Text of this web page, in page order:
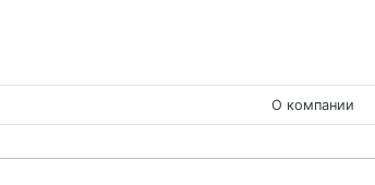
О компании